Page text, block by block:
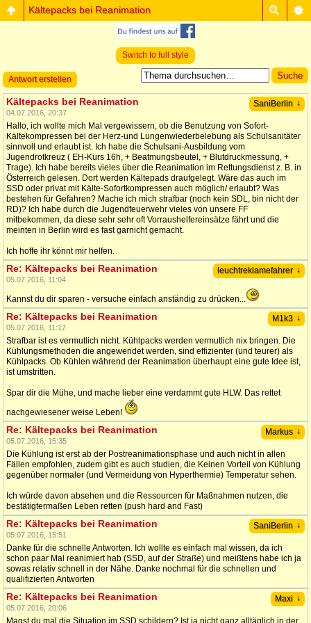
Kältepacks bei Reanimation
Switch to full style
Antwort erstellen
SaniBerlin ↓
Kältepacks bei Reanimation
04.07.2016, 20:37
Hallo, ich wollte mich Mal vergewissern, ob die Benutzung von Sofort-
Kältekompressen bei der Herz-und Lungenwiederbelebung als Schulsanitäter
sinnvoll und erlaubt ist. Ich habe die Schulsani-Ausbildung vom
Jugendrotkreuz ( EH-Kurs 16h, + Beatmungsbeutel, + Blutdruckmessung, +
Trage). Ich habe bereits vieles über die Reanimation im Rettungsdienst z. B. in
Österreich gelesen. Dort werden Kältepads draufgelegt. Wäre das auch im
SSD oder privat mit Kälte-Sofortkompressen auch möglich/ erlaubt? Was
bestehen für Gefahren? Mache ich mich strafbar (noch kein SDL, bin nicht der
RD)? Ich habe durch die Jugendfeuerwehr vieles von unsere FF
mitbekommen, da diese sehr sehr oft Vorraushelfereinsätze fährt und die
meinten in Berlin wird es fast garnicht gemacht.
Ich hoffe ihr könnt mir helfen.
leuchtreklamefahrer ↓
Re: Kältepacks bei Reanimation
05.07.2016, 11:04
Kannst du dir sparen - versuche einfach anständig zu drücken...
M1k3 ↓
Re: Kältepacks bei Reanimation
05.07.2016, 11:17
Strafbar ist es vermutlich nicht. Kühlpacks werden vermutlich nix bringen. Die
Kühlungsmethoden die angewendet werden, sind effizienter (und teurer) als
Kühlpacks. Ob Kühlen während der Reanimation überhaupt eine gute Idee ist,
ist umstritten.
Spar dir die Mühe, und mache lieber eine verdammt gute HLW. Das rettet
nachgewiesener weise Leben!
Markus ↓
Re: Kältepacks bei Reanimation
05.07.2016, 15:35
Die Kühlung ist erst ab der Postreanimationsphase und auch nicht in allen
Fällen empfohlen, zudem gibt es auch studien, die Keinen Vorteil von Kühlung
gegenüber normaler (und Vermeidung von Hyperthermie) Temperatur sehen.
Ich würde davon absehen und die Ressourcen für Maßnahmen nutzen, die
bestätigtermaßen Leben retten (push hard and Fast)
SaniBerlin ↓
Re: Kältepacks bei Reanimation
05.07.2016, 15:51
Danke für die schnelle Antworten. Ich wollte es einfach mal wissen, da ich
schon paar Mal reanimiert hab (SSD, auf der Straße) und meißtens habe ich ja
sowas relativ schnell in der Nähe. Danke nochmal für die schnellen und
qualifizierten Antworten
Maxi ↓
Re: Kältepacks bei Reanimation
05.07.2016, 20:06
Magst du mal die Situation im SSD schildern? Ist ja nicht ganz alltäglich in der